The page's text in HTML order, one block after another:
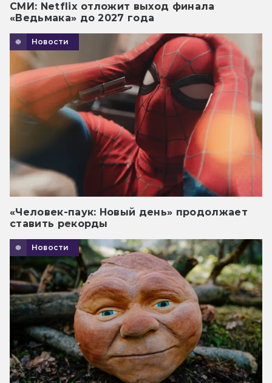
СМИ: Netflix отложит выход финала
«Ведьмака» до 2027 года
Новости
«Человек-паук: Новый день» продолжает
ставить рекорды
Новости